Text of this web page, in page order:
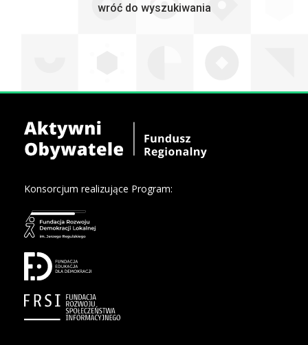
wróć do wyszukiwania
Konsorcjum realizujące Program: